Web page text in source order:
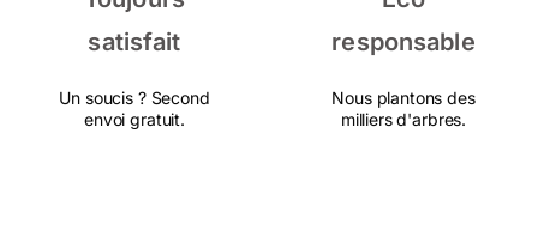
satisfait
Un soucis ? Second
envoi gratuit.
responsable
Nous plantons des
milliers d'arbres.